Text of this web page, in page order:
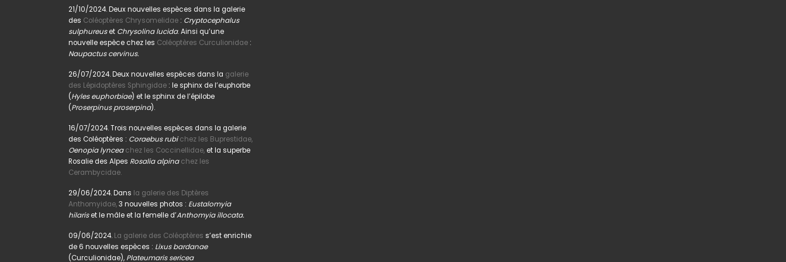
21/10/2024. Deux nouvelles espèces dans la galerie
des Coléoptères Chrysomelidae : Cryptocephalus
sulphureuset Chrysolina lucida. Ainsi qu’une
nouvelle espèce chez les Coléoptères Curculionidae :
Naupactus cervinus.
26/07/2024. Deux nouvelles espèces dans la galerie
des Lépidoptères Sphingidae : le sphinx de l’euphorbe
(Hyles euphorbiae) et le sphinx de l’épilobe
(Proserpinus proserpina).
16/07/2024. Trois nouvelles espèces dans la galerie
des Coléoptères : Coraebus rubi chez les Buprestidae,
Oenopia lyncea chez les Coccinellidae,et la superbe
Rosalie des Alpes Rosalia alpina chez les
Cerambycidae.
29/06/2024. Dans la galerie des Diptères
Anthomyidae,3 nouvelles photos : Eustalomyia
hilariset le mâle et la femelle d’Anthomyia illocata.
09/06/2024. La galerie des Coléoptères s’est enrichie
de 6 nouvelles espèces : Lixus bardanae
(Curculionidae), Plateumaris sericea